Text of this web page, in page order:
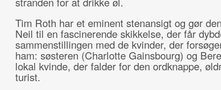
Tim Roth har et eminent stenansigt og gør
Neil til en fascinerende skikkelse, der får
sammenstillingen med de kvinder, der
ham: søsteren (Charlotte Gainsbourg) og
lokal kvinde, der falder for den ordknappe,
turist.